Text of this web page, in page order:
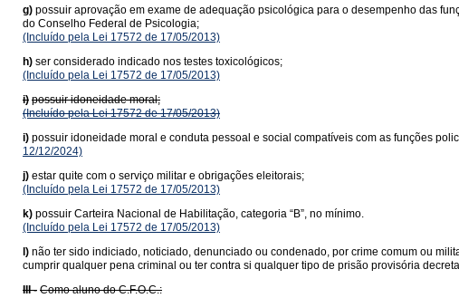
g) possuir aprovação em exame de adequação psicológica para o desempenho das
do Conselho Federal de Psicologia;
(Incluído pela Lei 17572 de 17/05/2013)
h) ser considerado indicado nos testes toxicológicos;
(Incluído pela Lei 17572 de 17/05/2013)
i) possuir idoneidade moral;
(Incluído pela Lei 17572 de 17/05/2013)
i) possuir idoneidade moral e conduta pessoal e social compatíveis com as funções
12/12/2024)
j) estar quite com o serviço militar e obrigações eleitorais;
(Incluído pela Lei 17572 de 17/05/2013)
k) possuir Carteira Nacional de Habilitação, categoria “B”, no mínimo.
(Incluído pela Lei 17572 de 17/05/2013)
l) não ter sido indiciado, noticiado, denunciado ou condenado, por crime comum ou
cumprir qualquer pena criminal ou ter contra si qualquer tipo de prisão provisória
III - Como aluno do C.F.O.C.: